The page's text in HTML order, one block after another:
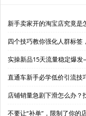
新手卖家开的淘宝店究竟
四个技巧教你强化人群标签
实操新品15天流量稳定爆
直通车新手必学低价引流技
店铺销量急剧下滑怎么办？
不要让“补单”，限制了你的